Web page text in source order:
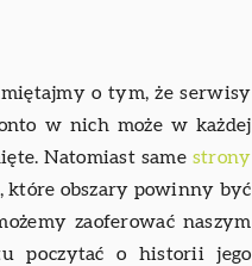
o tym, że serwisy
w nich może w każdej
Natomiast same strony
które obszary powinny być
zaoferować naszym
poczytać o historii jego